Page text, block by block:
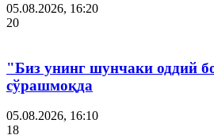
05.08.2026, 16:20
20
"Биз унинг шунчаки оддий
сўрашмоқда
05.08.2026, 16:10
18